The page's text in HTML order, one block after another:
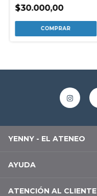
$30.000,00
YENNY - EL ATENEO
AYUDA
ATENCIÓN AL CLIENTE